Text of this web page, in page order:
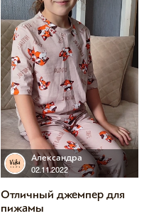
Александра
02.11.2022
Отличный джемпер для
пижамы